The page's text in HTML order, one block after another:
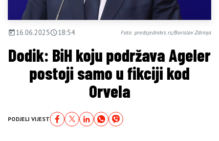
16.06.2025 18:54 Foto: predsjednikrs.rs/Borislav Zdrinja
Dodik: BiH koju podržava Ageler
postoji samo u fikciji kod
Orvela
PODJELI VIJEST